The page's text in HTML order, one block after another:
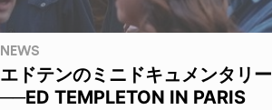
NEWS
エドテンのミニドキュメンタリー
──ED TEMPLETON IN PARIS